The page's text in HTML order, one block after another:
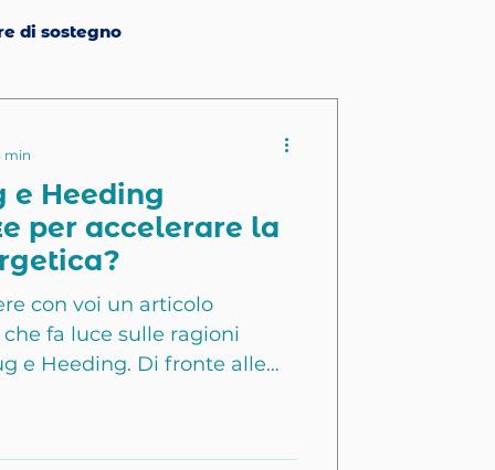
di sostegno
e Heeding
per accelerare la
con voi un articolo
fa luce sulle ragioni
e Heeding. Di fronte alle
combinando
min